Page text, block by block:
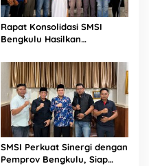
Rapat Konsolidasi SMSI
Bengkulu Hasilkan
Pokja Newsroom Kolaboratif
SMSI Perkuat Sinergi dengan
Pemprov Bengkulu, Siap